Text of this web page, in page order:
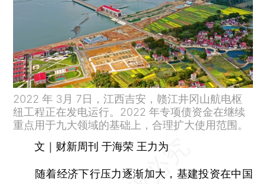
2022 年 3月 7日，江西吉安，赣江井冈山航电枢
纽工程正在发电运行。2022 年专项债资金在继续
重点用于九大领域的基础上，合理扩大使用范围。
文｜财新周刊 于海荣 王力为
随着经济下行压力逐渐加大，基建投资在中国